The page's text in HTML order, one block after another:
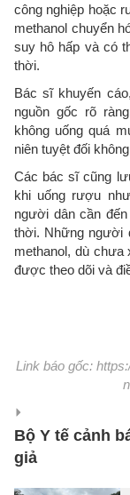
công nghiệp hoặc
methanol chuyển
suy hô hấp và có
thời.
Bác sĩ khuyến
nguồn gốc rõ
không uống quá
niên tuyệt đối
Các bác sĩ cũng
khi uống rượu
người dân cần
thời. Những người
methanol, dù chưa
được theo dõi và
Link báo gốc:
Bộ Y tế cảnh
giả